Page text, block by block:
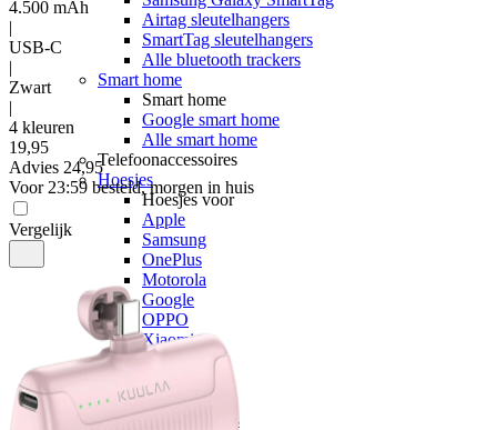
Airtag sleutelhangers
SmartTag sleutelhangers
Alle bluetooth trackers
Smart home
Smart home
Google smart home
Alle smart home
Telefoonaccessoires
Hoesjes
Hoesjes voor
Apple
Samsung
OnePlus
Motorola
Google
OPPO
Xiaomi
POCO
Nothing
Sony
Alle telefoons
4.500 mAh
|
USB-C
|
Zwart
|
4 kleuren
19,95
Advies 24,95
Voor 23:59 besteld, morgen in huis
Vergelijk